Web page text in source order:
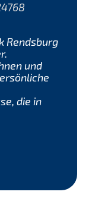
Rendsburg
und
die in